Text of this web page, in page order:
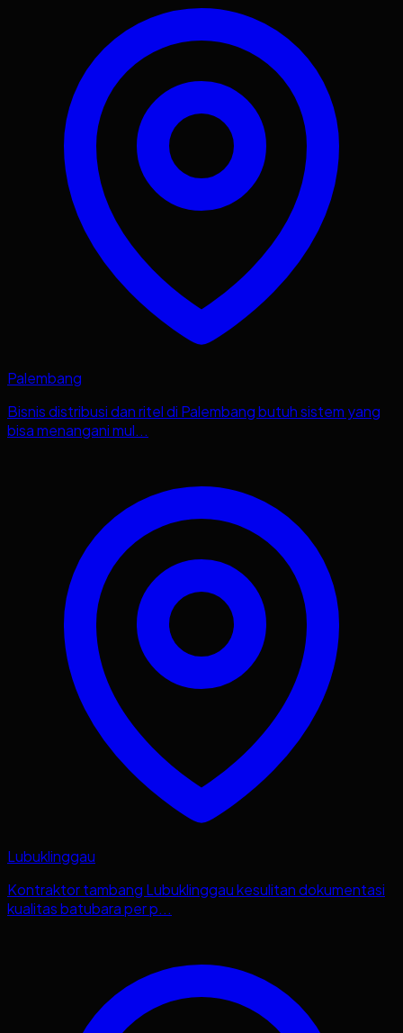
Palembang
Bisnis distribusi dan ritel di Palembang butuh sistem yang
bisa menangani mul...
Lubuklinggau
Kontraktor tambang Lubuklinggau kesulitan dokumentasi
kualitas batubara per p...